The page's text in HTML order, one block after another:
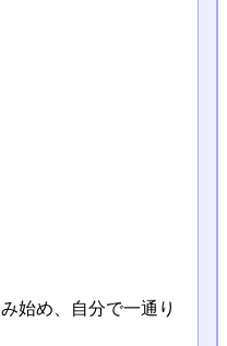
始め、自分で一通り